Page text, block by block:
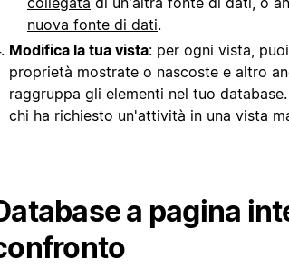
nuova fonte di dati.
Modifica la tua vista: per ogni vista,
proprietà mostrate o nascoste e altro
raggruppa gli elementi nel tuo
chi ha richiesto un'attività in una vista
a pagina